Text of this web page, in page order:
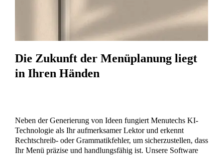
Die Zukunft der Menüplanung liegt
in Ihren Händen
Neben der Generierung von Ideen fungiert Menutechs KI-
Technologie als Ihr aufmerksamer Lektor und erkennt
Rechtschreib- oder Grammatikfehler, um sicherzustellen, dass
Ihr Menü präzise und handlungsfähig ist. Unsere Software